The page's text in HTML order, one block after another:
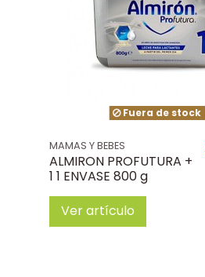
Fuera de stock
MAMAS Y BEBES
ALMIRON PROFUTURA +
1 1 ENVASE 800 g
Ver artículo